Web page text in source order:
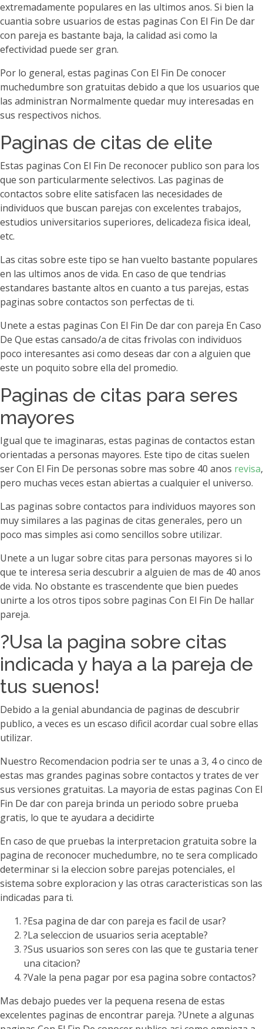
extremadamente populares en las ultimos anos. Si bien la
cuanti­a sobre usuarios de estas paginas Con El Fin De dar
con pareja es bastante baja, la calidad asi­ como la
efectividad puede ser gran.
Por lo general, estas paginas Con El Fin De conocer
muchedumbre son gratuitas debido a que los usuarios que
las administran Normalmente quedar muy interesadas en
sus respectivos nichos.
Paginas de citas de elite
Estas paginas Con El Fin De reconocer publico son para los
que son particularmente selectivos. Las paginas de
contactos sobre elite satisfacen las necesidades de
individuos que buscan parejas con excelentes trabajos,
estudios universitarios superiores, delicadeza fisica ideal,
etc.
Las citas sobre este tipo se han vuelto bastante populares
en las ultimos anos de vida. En caso de que tendri­as
estandares bastante altos en cuanto a tus parejas, estas
paginas sobre contactos son perfectas de ti.
Unete a estas paginas Con El Fin De dar con pareja En Caso
De Que estas cansado/a de citas frivolas con individuos
poco interesantes asi­ como deseas dar con a alguien que
este un poquito sobre ella del promedio.
Paginas de citas para seres
mayores
Igual que te imaginaras, estas paginas de contactos estan
orientadas a personas mayores. Este tipo de citas suelen
ser Con El Fin De personas sobre mas sobre 40 anos revisa,
pero muchas veces estan abiertas a cualquier el universo.
Las paginas sobre contactos para individuos mayores son
muy similares a las paginas de citas generales, pero un
poco mas simples asi­ como sencillos sobre utilizar.
Unete a un lugar sobre citas para personas mayores si lo
que te interesa seri­a descubrir a alguien de mas de 40 anos
de vida. No obstante es trascendente que bien puedes
unirte a los otros tipos sobre paginas Con El Fin De hallar
pareja.
?Usa la pagina sobre citas
indicada y haya a la pareja de
tus suenos!
Debido a la genial abundancia de paginas de descubrir
publico, a veces es un escaso dificil acordar cual sobre ellas
utilizar.
Nuestro Recomendacion podri­a ser te unas a 3, 4 o cinco de
estas mas grandes paginas sobre contactos y trates de ver
sus versiones gratuitas. La mayoria de estas paginas Con El
Fin De dar con pareja brinda un periodo sobre prueba
gratis, lo que te ayudara a decidirte
En caso de que pruebas la interpretacion gratuita sobre la
pagina de reconocer muchedumbre, no te sera complicado
determinar si la eleccion sobre parejas potenciales, el
sistema sobre exploracion y las otras caracteristicas son las
indicadas para ti.
?Esa pagina de dar con pareja es facil de usar?
?La seleccion de usuarios seri­a aceptable?
?Sus usuarios son seres con las que te gustaria tener
una citacion?
?Vale la pena pagar por esa pagina sobre contactos?
Mas debajo puedes ver la pequena resena de estas
excelentes paginas de encontrar pareja. ?Unete a algunas